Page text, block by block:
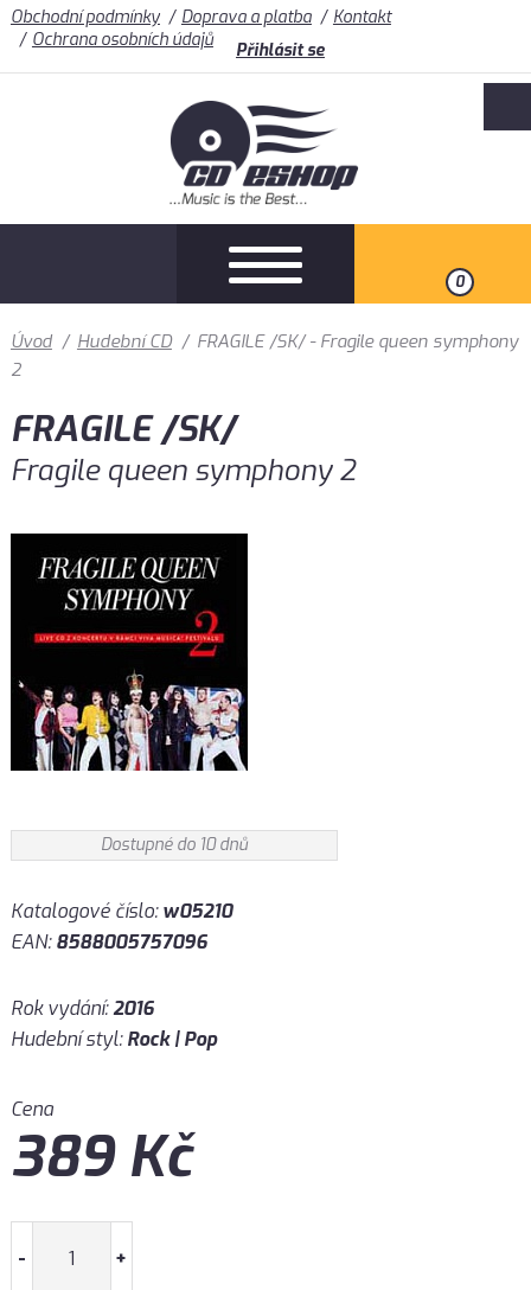
Obchodní podmínky Doprava a platba
Kontakt
Ochrana osobních údajů
Přihlásit se
0
Úvod / Hudební CD / FRAGILE /SK/ - Fragile queen symphony
2
FRAGILE /SK/
Fragile queen symphony 2
Dostupné do 10 dnů
Katalogové číslo:w05210
EAN:8588005757096
Rok vydání:2016
Hudební styl:Rock | Pop
Cena
389Kč
- +